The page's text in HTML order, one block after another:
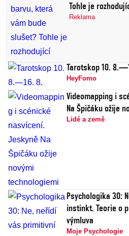
Tohle je
Reklama
Tarotskop 10.
HeyFomo
Videomapping i
Na Špičáku ožije
Lidé a země
Psychologika 30:
instinkt. Teorie o
výmluva
Moje Psychologie